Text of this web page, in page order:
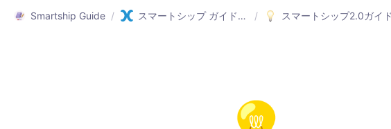
Smartship Guide / スマートシップ ガイド(日本語) / スマートシップ2.0ガイド